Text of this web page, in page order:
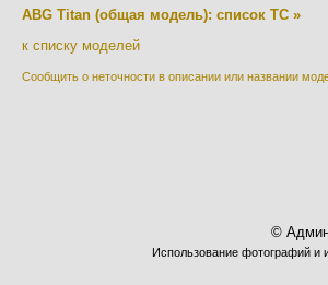
ABG Titan (общая модель): список ТС »
к списку моделей
Сообщить о неточности в описании или названии
©
Использование фотографий и